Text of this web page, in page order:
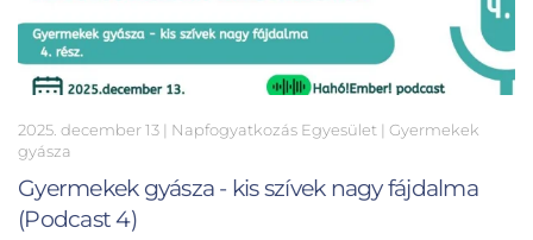
2025. december 13 | Napfogyatkozás Egyesület | Gyermekek
gyásza
Gyermekek gyásza - kis szívek nagy fájdalma
(Podcast 4)